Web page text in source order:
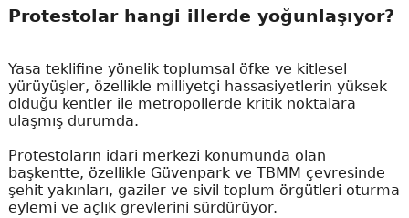
Protestolar hangi illerde yoğunlaşıyor?
Yasa teklifine yönelik toplumsal öfke ve kitlesel
yürüyüşler, özellikle milliyetçi hassasiyetlerin yüksek
olduğu kentler ile metropollerde kritik noktalara
ulaşmış durumda.
Protestoların idari merkezi konumunda olan
başkentte, özellikle Güvenpark ve TBMM çevresinde
şehit yakınları, gaziler ve sivil toplum örgütleri oturma
eylemi ve açlık grevlerini sürdürüyor.